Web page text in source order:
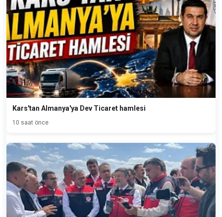
Kars'tan Almanya'ya Dev Ticaret hamlesi
10 saat önce